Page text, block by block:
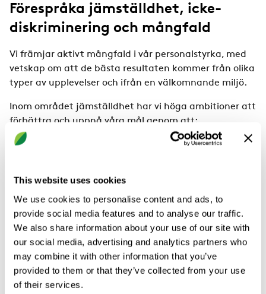
This website uses cookies
We use cookies to personalise content and ads, to
provide social media features and to analyse our traffic.
We also share information about your use of our site with
our social media, advertising and analytics partners who
may combine it with other information that you’ve
provided to them or that they’ve collected from your use
of their services.
Förespråka jämställdhet, icke-
diskriminering och mångfald
Vi främjar aktivt mångfald i vår personalstyrka, med
vetskap om att de bästa resultaten kommer från olika
typer av upplevelser och ifrån en välkomnande miljö.
Inom området jämställdhet har vi höga ambitioner att
förbättra och uppnå våra mål genom att:
Alltid ha minst en kvinnlig kandidat i
strategiska kommunikation
Utbilda chefer och medarbetare i ämnet
jämställdhet
Fortsätta att mäta och kommunicera våra framsteg